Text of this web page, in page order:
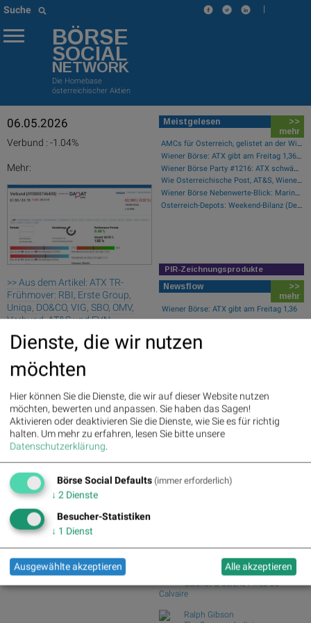
Suche |
BÖRSE
SOCIAL
NETWORK
Die Homebase
österreichischer Aktien
06.05.2026
Verbund : -1.04%
Mehr:
>> Aus dem Artikel: ATX TR-
Frühmover: RBI, Erste Group,
Uniqa, DO&CO, VIG, SBO, OMV,
Verbund, AT&S und EVN
Palfinger : 1.32% » Details
voestalpine : 0.23%
CA Immo : 0.21%
Uniqa : 0.05%
DO&CO : 0.00%» Details
Erste Group : -1.19%» Details
Bawag : -1.34%» Details
Strabag : -1.56% » Details
AT&S : -2.23%» Details
Österreichische Post : -4.48%
Meistgelesen
>>
mehr
AMCs für Österreich, gelistet an der Wiener Börse
Wiener Börse: ATX gibt am Freitag 1,36 Prozent ab
Wiener Börse Party #1216: ATX schwächer, Bajaj Mobility weiter stark, neue indische Freunde und Rajiv Bajaj mein Man of the Day
Wie Österreichische Post, AT&S, Wienerberger, Palfinger, Porr und Bawag für Gesprächsstoff im ATX sorgten
Wiener Börse Nebenwerte-Blick: Marinomed steigt 8 Prozent, Bajaj Mobility 7,84 Prozent
Österreich-Depots: Weekend-Bilanz (Depot Kommentar)
PIR-Zeichnungsprodukte
Newsflow
>>
mehr
Wiener Börse: ATX gibt am Freitag 1,36
Wiener Börse Nebenwerte-Blick:
Marinomed steigt 8...
Wie Österreichische Post, AT&S,
Wienerberger, Pal...
Wiener Börse Party #1216: ATX
schwächer, Bajaj Mo...
(Depot Kommentar)
Börse Social Club Board
Galerist & Galerie Filles du
Calvaire
Ralph Gibson
Dienste, die wir nutzen
möchten
Hier können Sie die Dienste, die wir auf dieser Website nutzen
möchten, bewerten und anpassen. Sie haben das Sagen!
Aktivieren oder deaktivieren Sie die Dienste, wie Sie es für richtig
halten. Um mehr zu erfahren, lesen Sie bitte unsere
Datenschutzerklärung.
Börse Social Defaults (immer erforderlich)
↓ 2 Dienste
Besucher-Statistiken
↓ 1 Dienst
Ausgewählte akzeptieren Alle akzeptieren